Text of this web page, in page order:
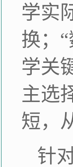
学实
换；
学关
主选
短，
针